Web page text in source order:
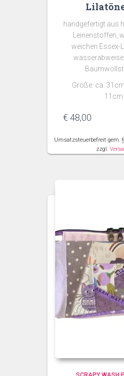
handgefertigt aus
Leinenstoffen,
weichen Essex-
Größe: ca.
11cm
€ 48,00
Umsatzsteuerbefreit gem.
zzgl.